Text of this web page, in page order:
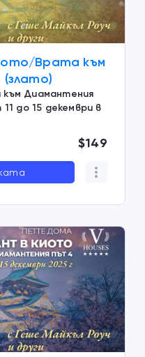
Врата към
Диамантения
до 15 декември в
$149